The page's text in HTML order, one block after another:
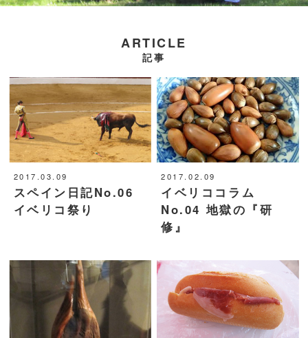
メニュー
ドリンク
店舗紹介
コラム
メディア掲載実績
ARTICLE
記事
2017.03.09
スペイン日記No.06
イベリコ祭り
2017.02.09
イベリココラム
No.04 地獄の『研
修』